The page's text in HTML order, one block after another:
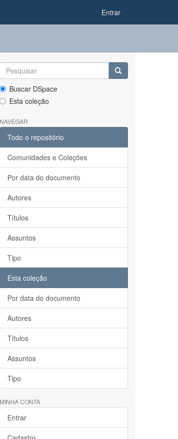
Entrar
Buscar DSpace
Esta coleção
NAVEGAR
Todo o repositório
Comunidades e Coleções
Por data do documento
Autores
Títulos
Assuntos
Tipo
Esta coleção
Por data do documento
Autores
Títulos
Assuntos
Tipo
MINHA CONTA
Entrar